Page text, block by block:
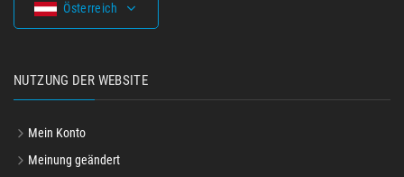
Österreich
NUTZUNG DER WEBSITE
Mein Konto
Meinung geändert